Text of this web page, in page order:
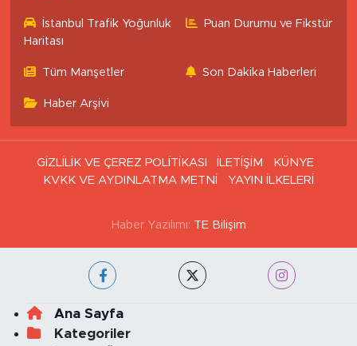
İstanbul Trafik Yoğunluk
Haritası
Puan Durumu ve Fikstür
Tüm Manşetler Son Dakika Haberleri
Haber Arşivi
GİZLİLİK VE ÇEREZ POLİTİKASI İLETİŞİM
KÜNYE
KVKK VE AYDINLATMA METNİ
YAYIN İLKELERİ
Haber Yazılımı: TE Bilişim
Ana Sayfa
Kategoriler